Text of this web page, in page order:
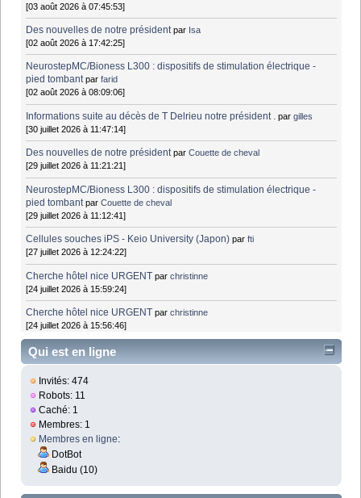
[03 août 2026 à 07:45:53]
Des nouvelles de notre président par Isa
[02 août 2026 à 17:42:25]
NeurostepMC/Bioness L300 : dispositifs de stimulation électrique -
pied tombant parfarid
[02 août 2026 à 08:09:06]
Informations suite au décès de T Delrieu notre président . pargilles
[30 juillet 2026 à 11:47:14]
Des nouvelles de notre président parCouette de cheval
[29 juillet 2026 à 11:21:21]
NeurostepMC/Bioness L300 : dispositifs de stimulation électrique -
pied tombant parCouette de cheval
[29 juillet 2026 à 11:12:41]
Cellules souches iPS - Keio University (Japon) parfti
[27 juillet 2026 à 12:24:22]
Cherche hôtel nice URGENT parchristinne
[24 juillet 2026 à 15:59:24]
Cherche hôtel nice URGENT parchristinne
[24 juillet 2026 à 15:56:46]
Qui est en ligne
Invités: 474
Robots: 11
Caché: 1
Membres: 1
Membres en ligne:
DotBot
Baidu (10)